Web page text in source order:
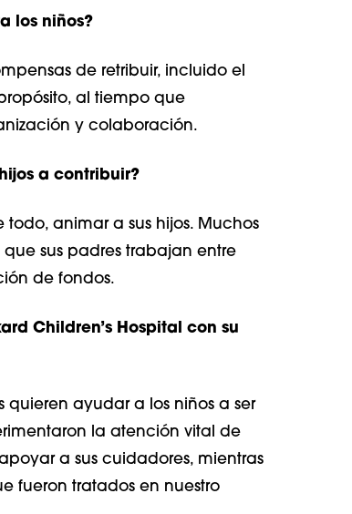
los niños?
de retribuir, incluido el
al tiempo que
y colaboración.
a contribuir?
todo, animar a sus hijos. Muchos
sus padres trabajan entre
de fondos.
Children’s Hospital con su
quieren ayudar a los niños a ser
la atención vital de
a sus cuidadores, mientras
fueron tratados en nuestro